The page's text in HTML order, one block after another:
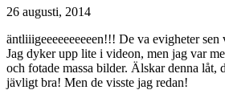
26 augusti, 2014
äntliiigeeeeeeeeeen!!! De va evigheter
Jag dyker upp lite i videon, men jag var
och fotade massa bilder. Älskar denna låt,
jävligt bra! Men de visste jag redan!